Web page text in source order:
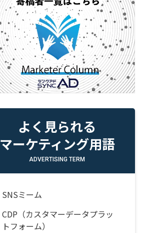
よく見られる
マーケティング用語
ADVERTISING TERM
SNSミーム
CDP（カスタマーデータプラッ
トフォーム）